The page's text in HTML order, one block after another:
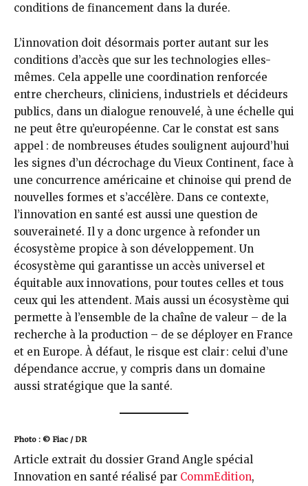
conditions de financement dans la durée.
L’innovation doit désormais porter autant sur les
conditions d’accès que sur les technologies elles-
mêmes. Cela appelle une coordination renforcée
entre chercheurs, cliniciens, industriels et décideurs
publics, dans un dialogue renouvelé, à une échelle qui
ne peut être qu’européenne. Car le constat est sans
appel : de nombreuses études soulignent aujourd’hui
les signes d’un décrochage du Vieux Continent, face à
une concurrence américaine et chinoise qui prend de
nouvelles formes et s’accélère. Dans ce contexte,
l’innovation en santé est aussi une question de
souveraineté. Il y a donc urgence à refonder un
écosystème propice à son développement. Un
écosystème qui garantisse un accès universel et
équitable aux innovations, pour toutes celles et tous
ceux qui les attendent. Mais aussi un écosystème qui
permette à l’ensemble de la chaîne de valeur – de la
recherche à la production – de se déployer en France
et en Europe. À défaut, le risque est clair : celui d’une
dépendance accrue, y compris dans un domaine
aussi stratégique que la santé.
Photo : © Fiac / DR
Article extrait du dossier Grand Angle spécial
Innovation en santé réalisé par CommEdition,